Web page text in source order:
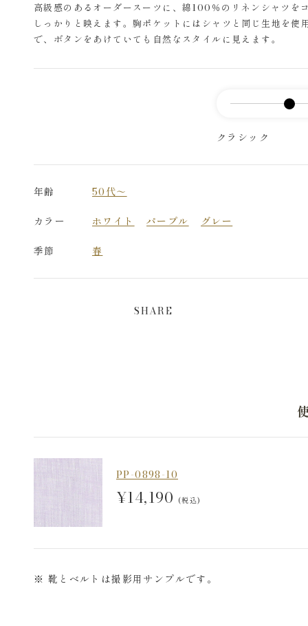
高級感のあるオーダースーツに、綿100％のリネンシャツ
しっかりと映えます。胸ポケットにはシャツと同じ生地を
で、ボタンをあけていても自然なスタイルに見えます。
クラシック
年齢
50代～
カラー
ホワイト パープル
グレー
季節
春
SHARE
PP-0898-10
¥14,190 (税込)
※ 靴とベルトは撮影用サンプルです。